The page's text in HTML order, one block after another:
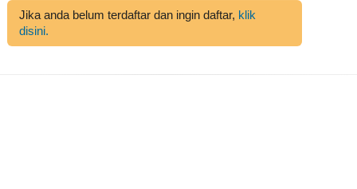
Jika anda belum terdaftar dan ingin daftar, klik
disini.